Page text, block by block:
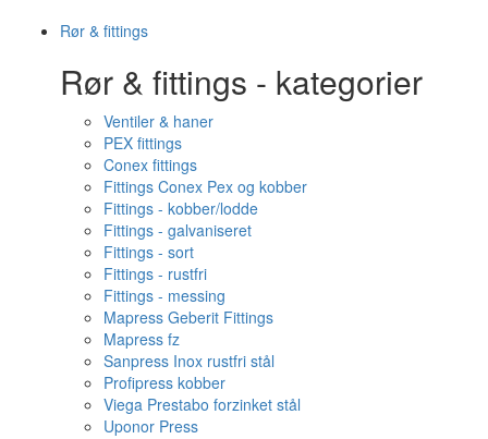
Rør & fittings
Rør & fittings - kategorier
Ventiler & haner
PEX fittings
Conex fittings
Fittings Conex Pex og kobber
Fittings - kobber/lodde
Fittings - galvaniseret
Fittings - sort
Fittings - rustfri
Fittings - messing
Mapress Geberit Fittings
Mapress fz
Sanpress Inox rustfri stål
Profipress kobber
Viega Prestabo forzinket stål
Uponor Press